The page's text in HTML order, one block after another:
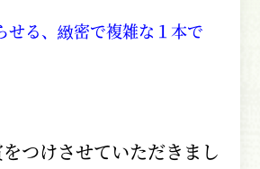
せる、緻密で複雑な１本で
つけさせていただきまし